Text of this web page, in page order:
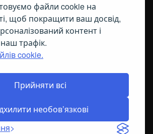
файли cookie на
щоб покращити ваш досвід,
контент і
трафік.
cookie.
Прийняти всі
необов’язкові
ЩОДО ФАЙЛІВ COOKIE
Right Reserved2026